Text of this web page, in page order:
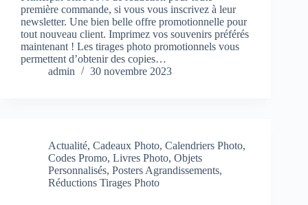
première commande, si vous vous inscrivez à leur
newsletter. Une bien belle offre promotionnelle pour
tout nouveau client. Imprimez vos souvenirs préférés
maintenant ! Les tirages photo promotionnels vous
permettent d’obtenir des copies…
admin
30 novembre 2023
Actualité, Cadeaux Photo, Calendriers Photo,
Codes Promo, Livres Photo, Objets
Personnalisés, Posters Agrandissements,
Réductions Tirages Photo